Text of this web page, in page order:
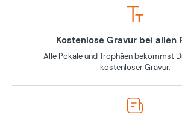
Kostenlose Gravur bei allen
Alle Pokale und Trophäen bekommst
kostenloser Gravur.